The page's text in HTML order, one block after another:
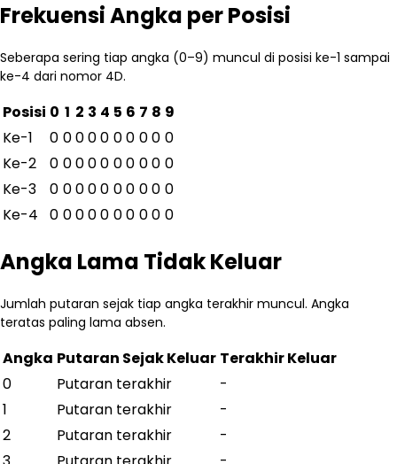
Frekuensi Angka per Posisi
Seberapa sering tiap angka (0–9) muncul di posisi ke-1 sampai
ke-4 dari nomor 4D.
Posisi 0 1 2 3 4 5 6 7 8 9
Ke-1 0 0000 00 00 0
Ke-2 0 0000 00 00 0
Ke-3 0 0000 00 00 0
Ke-4 0 0000 00 00 0
Angka Lama Tidak Keluar
Jumlah putaran sejak tiap angka terakhir muncul. Angka
teratas paling lama absen.
Angka Putaran Sejak Keluar Terakhir Keluar
0
Putaran terakhir
-
1
Putaran terakhir
-
2
Putaran terakhir
-